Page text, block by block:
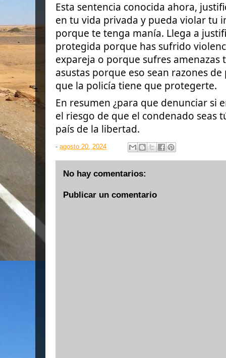
Esta sentencia conocida ahora,
en tu vida privada y pueda violar tu
porque te tenga manía. Llega a
protegida porque has sufrido
expareja o porque sufres
asustas porque eso sean razones
que la policía tiene que protegerte.
En resumen ¿para que denunciar si
el riesgo de que el condenado seas
país de la libertad.
- agosto 20, 2024
No hay comentarios:
Publicar un comentario